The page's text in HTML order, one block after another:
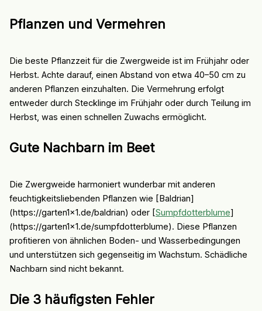
Pflanzen und Vermehren
Die beste Pflanzzeit für die Zwergweide ist im Frühjahr oder
Herbst. Achte darauf, einen Abstand von etwa 40–50 cm zu
anderen Pflanzen einzuhalten. Die Vermehrung erfolgt
entweder durch Stecklinge im Frühjahr oder durch Teilung im
Herbst, was einen schnellen Zuwachs ermöglicht.
Gute Nachbarn im Beet
Die Zwergweide harmoniert wunderbar mit anderen
feuchtigkeitsliebenden Pflanzen wie [Baldrian]
(https://garten1x1.de/baldrian) oder [Sumpfdotterblume]
(https://garten1x1.de/sumpfdotterblume). Diese Pflanzen
profitieren von ähnlichen Boden- und Wasserbedingungen
und unterstützen sich gegenseitig im Wachstum. Schädliche
Nachbarn sind nicht bekannt.
Die 3 häufigsten Fehler